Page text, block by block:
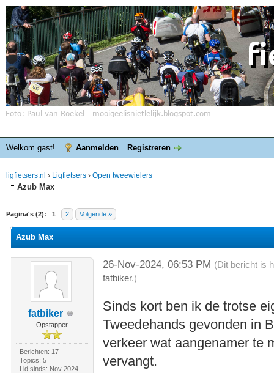
Welkom gast! Aanmelden Registreren
ligfietsers.nl › Ligfietsers › Open tweewielers
Azub Max
Pagina's (2): 1 2 Volgende »
waardering is 0
Azub Max
fatbiker
Opstapper
Berichten: 17
Topics: 5
Lid sinds: Nov 2024
26-Nov-2024, 06:53 PM (Dit bericht is
fatbiker.)
Sinds kort ben ik de trotse
Tweedehands gevonden in
verkeer wat aangenamer te
vervangt.